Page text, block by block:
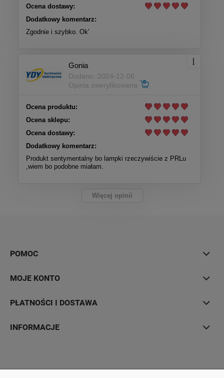
Ocena dostawy:
Dodatkowy komentarz:
Zgodnie i szybko. Ok'
Gonia
Dodano: 2024-12-06
Opinia zweryfikowana
Ocena produktu:
Ocena sklepu:
Ocena dostawy:
Dodatkowy komentarz:
Produkt sentymentalny bo lampki rzeczywiście z PRLu
,wiem bo podobne miałam.
Więcej opinii
POMOC
MOJE KONTO
PŁATNOŚCI I DOSTAWA
INFORMACJE